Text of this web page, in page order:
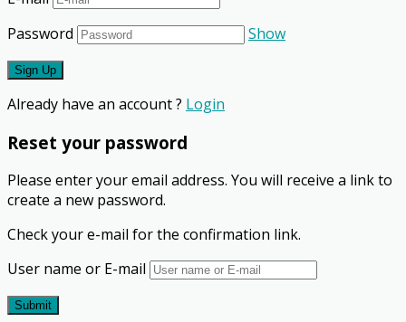
Password
Show
Already have an account ? Login
Reset your password
Please enter your email address. You will receive a link to
create a new password.
Check your e-mail for the confirmation link.
User name or E-mail